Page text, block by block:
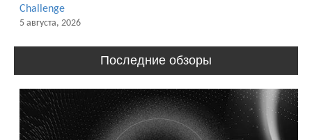
Challenge
5 августа, 2026
Последние обзоры